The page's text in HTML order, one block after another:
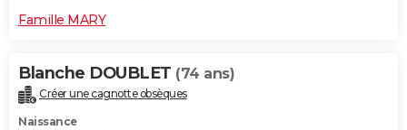
Famille MARY
Blanche DOUBLET (74 ans)
Créer une cagnotte obsèques
Naissance